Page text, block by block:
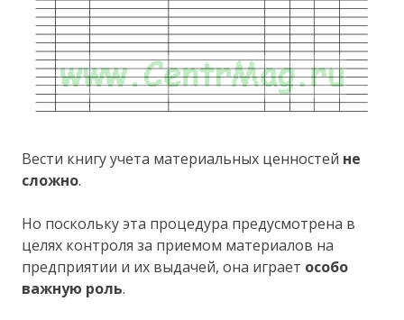
Вести книгу учета материальных ценностей не
сложно.
Но поскольку эта процедура предусмотрена в
целях контроля за приемом материалов на
предприятии и их выдачей, она играет особо
важную роль.